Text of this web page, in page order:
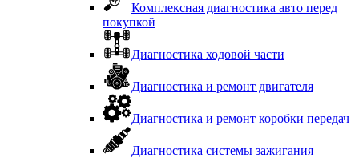
Комплексная диагностика авто перед
покупкой
Диагностика ходовой части
Диагностика и ремонт двигателя
Диагностика и ремонт коробки передач
Диагностика системы зажигания